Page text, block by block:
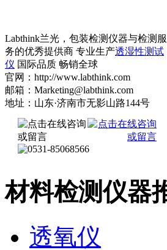
Labthink兰光，包装检测仪器与检测服
务的优秀提供商 专业生产透湿性测试
仪 国际品质 畅销全球
官网：http://www.labthink.com
邮箱：Marketing@labthink.com
地址：山东·济南市无影山路144号
材料检测仪器
透氧仪